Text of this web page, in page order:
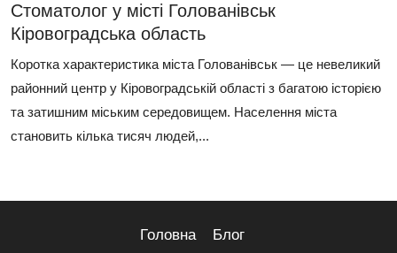
Стоматолог у місті Голованівськ
Кіровоградська область
Коротка характеристика міста Голованівськ — це невеликий
районний центр у Кіровоградській області з багатою історією
та затишним міським середовищем. Населення міста
становить кілька тисяч людей,...
Головна Блог